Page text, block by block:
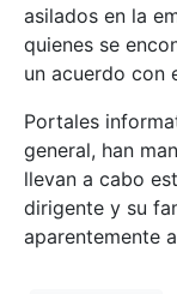
asilados en la
quienes se
un acuerdo con
Portales
general, han
llevan a cabo
dirigente y su
aparentemente